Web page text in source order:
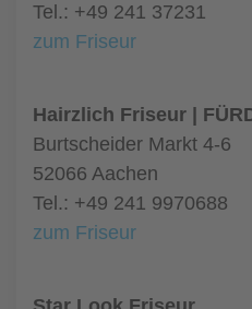
Tel.: +49 241 37231
zum Friseur
Hairzlich Friseur |
Burtscheider Markt 4-6
52066 Aachen
Tel.: +49 241 9970688
zum Friseur